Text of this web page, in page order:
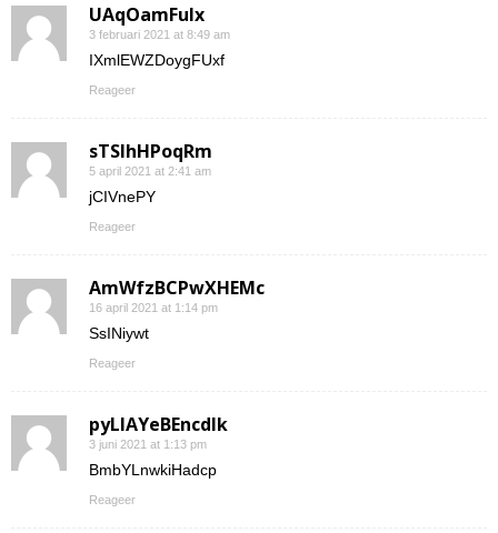
UAqOamFuIx
3 februari 2021 at 8:49 am
IXmlEWZDoygFUxf
Reageer
sTSIhHPoqRm
5 april 2021 at 2:41 am
jCIVnePY
Reageer
AmWfzBCPwXHEMc
16 april 2021 at 1:14 pm
SsINiywt
Reageer
pyLlAYeBEncdIk
3 juni 2021 at 1:13 pm
BmbYLnwkiHadcp
Reageer